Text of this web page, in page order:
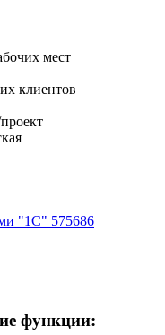
мест
клиентов
"1С" 575686
функции: